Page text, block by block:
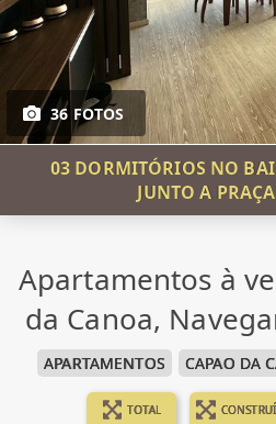
36 FOTOS
03 DORMITÓRIOS NO
JUNTO A
Apartamentos à
da Canoa,
APARTAMENTOS CAPAO DA
TOTAL